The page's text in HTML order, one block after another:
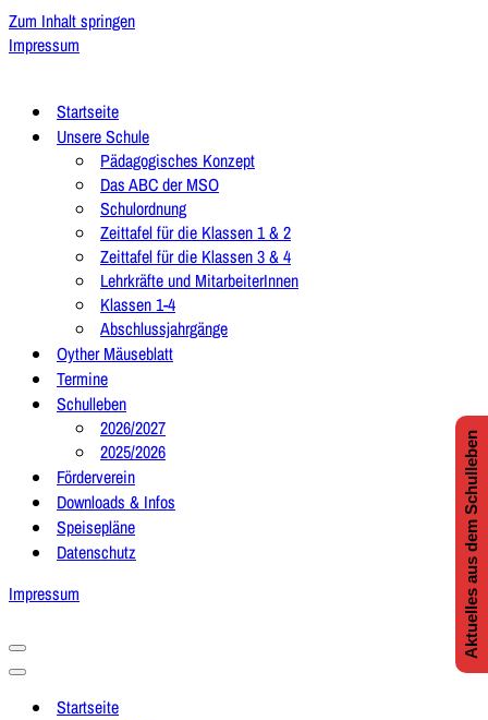
Zum Inhalt springen
Impressum
Startseite
Unsere Schule
Pädagogisches Konzept
Das ABC der MSO
Schulordnung
Zeittafel für die Klassen 1 & 2
Zeittafel für die Klassen 3 & 4
Lehrkräfte und MitarbeiterInnen
Klassen 1-4
Abschlussjahrgänge
Oyther Mäuseblatt
Termine
Schulleben
2026/2027
2025/2026
Förderverein
Downloads & Infos
Speisepläne
Datenschutz
Impressum
Navigationsmenü
Navigationsmenü
Startseite
Aktuelles aus dem Schulleben